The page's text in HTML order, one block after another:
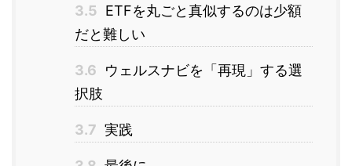
3.5 ETFを丸ごと真似するのは少額
だと難しい
3.6
ウェルスナビを「再現」する選
択肢
3.7 実践